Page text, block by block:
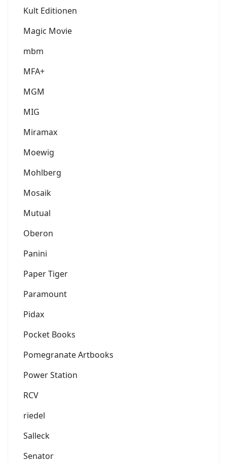
Kult Editionen
Magic Movie
mbm
MFA+
MGM
MIG
Miramax
Moewig
Mohlberg
Mosaik
Mutual
Oberon
Panini
Paper Tiger
Paramount
Pidax
Pocket Books
Pomegranate Artbooks
Power Station
RCV
riedel
Salleck
Senator